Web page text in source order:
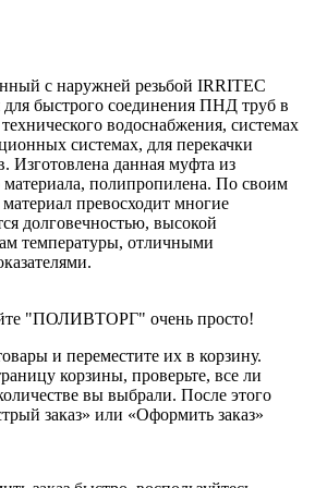
с наружней резьбой IRRITEC
быстрого соединения ПНД труб в
водоснабжения, системах
системах, для перекачки
Изготовлена данная муфта из
материала, полипропилена. По своим
превосходит многие
долговечностью, высокой
температуры, отличными
"ПОЛИВТОРГ" очень просто!
и переместите их в корзину.
корзины, проверьте, все ли
вы выбрали. После этого
заказ» или «Оформить заказ»